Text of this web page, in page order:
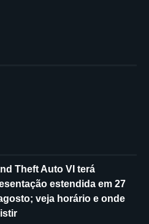
Theft Auto VI terá
estendida em 27
veja horário e onde